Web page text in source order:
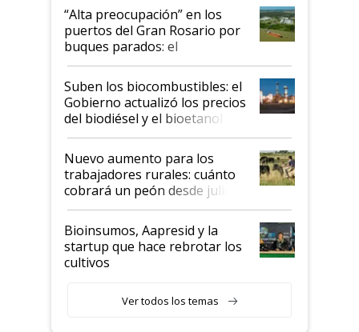
“Alta preocupación” en los
puertos del Gran Rosario por
buques parados: el
funcionamiento de las
exportadoras en tensión tras
la medida de fuerza de los
prácticos
Suben los biocombustibles: el
Gobierno actualizó los precios
del biodiésel y el bioetanol
Nuevo aumento para los
trabajadores rurales: cuánto
cobrará un peón desde julio
Bioinsumos, Aapresid y la
startup que hace rebrotar los
cultivos
Ver todos los temas